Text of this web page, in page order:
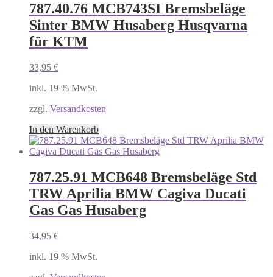
787.40.76 MCB743SI Bremsbeläge
Sinter BMW Husaberg Husqvarna
für KTM
33,95 €
inkl. 19 % MwSt.
zzgl. Versandkosten
In den Warenkorb
787.25.91 MCB648 Bremsbeläge Std
TRW Aprilia BMW Cagiva Ducati
Gas Gas Husaberg
34,95 €
inkl. 19 % MwSt.